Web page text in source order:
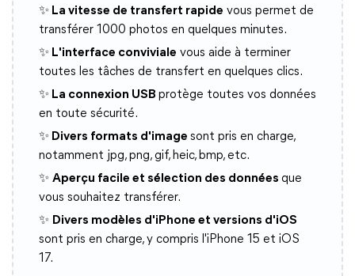
✨ La vitesse de transfert rapide vous permet de
transférer 1000 photos en quelques minutes.
✨ L'interface conviviale vous aide à terminer
toutes les tâches de transfert en quelques clics.
✨ La connexion USB protège toutes vos données
en toute sécurité.
✨ Divers formats d'image sont pris en charge,
notamment jpg, png, gif, heic, bmp, etc.
✨ Aperçu facile et sélection des données que
vous souhaitez transférer.
✨ Divers modèles d'iPhone et versions d'iOS
sont pris en charge, y compris l'iPhone 15 et iOS
17.